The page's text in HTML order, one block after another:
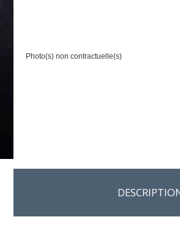
Photo(s) non contractuelle(s)